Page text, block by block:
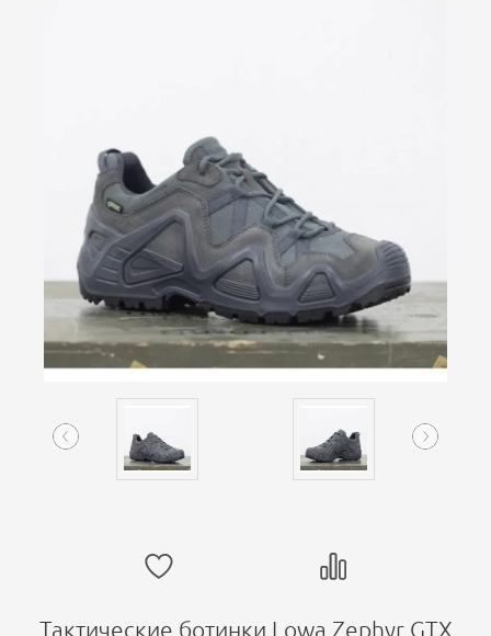
Тактические ботинки Lowa Zephyr GTX